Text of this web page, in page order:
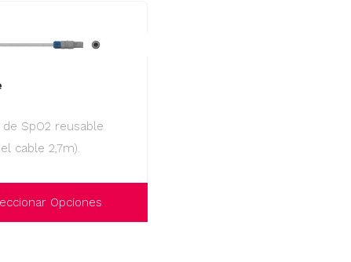
SpO2 reusable
cable 2,7m).
Opciones